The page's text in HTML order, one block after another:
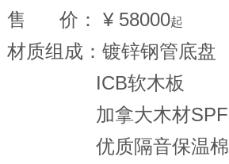
售 价： ¥ 58000起
材质组成：镀锌钢管底盘
ICB软木板
加拿大木材SPF
优质隔音保温棉
联系我们